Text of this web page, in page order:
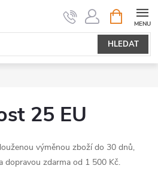
HLEDAT
NÁKUPNÍ
KOŠÍK
25 EU
výměnou zboží do 30 dnů,
dopravou zdarma od 1 500 Kč.